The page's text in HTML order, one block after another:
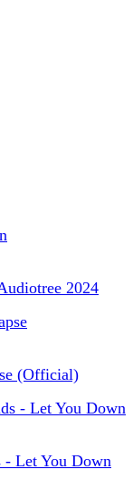
2024
(Official)
- Let You Down